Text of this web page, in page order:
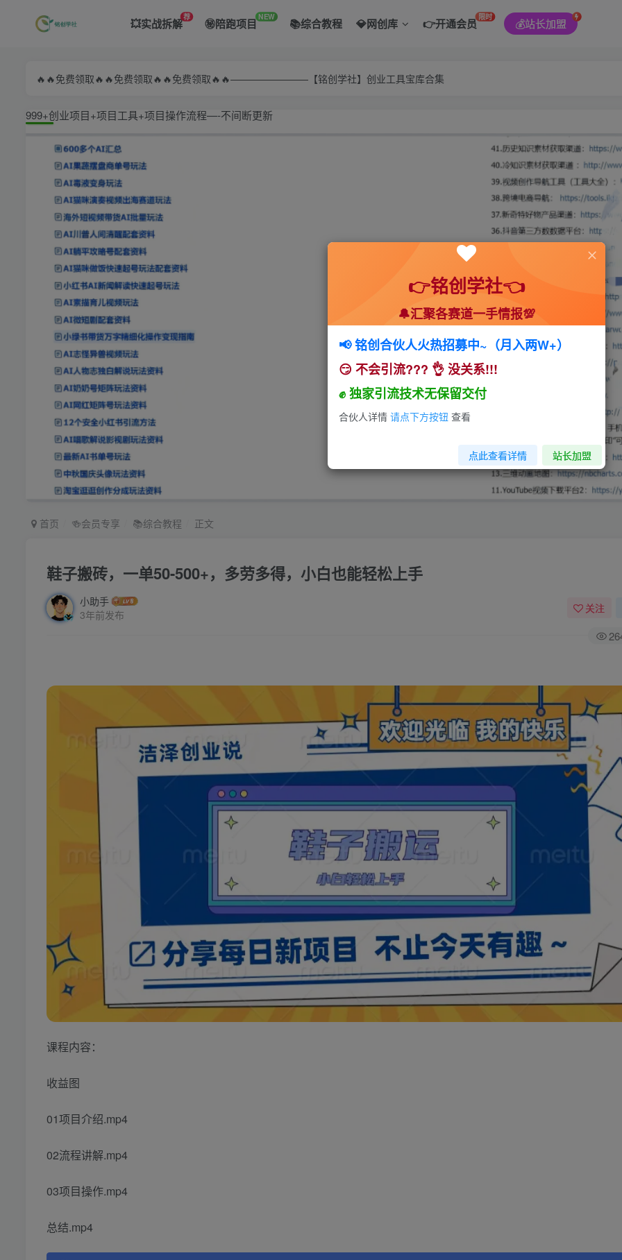
💥实战拆解荐 ㊙️陪跑项目NEW 📚综合教程 💎网创库 👉开通会员限时 💰站长加盟
🔥🔥免费领取🔥🔥免费领取🔥🔥免费领取🔥🔥————————【铭创学社】创业工具宝库合集
999+创业项目+项目工具+项目操作流程—-不间断更新
首页 🍻会员专享 📚综合教程 正文
鞋子搬砖，一单50-500+，多劳多得，小白也能轻松上手
小助手
3年前发布
关注
课程内容：
收益图
01项目介绍.mp4
02流程讲解.mp4
03项目操作.mp4
总结.mp4
全站积分可通过签到和每日任务获取，可别错过
👉铭创学社👈
🔔汇聚各赛道一手情报💯
📢 铭创合伙人火热招募中~（月入两W+）
😏 不会引流??? 👌 没关系!!!
✊ 独家引流技术无保留交付
合伙人详情 请点下方按钮 查看
点此查看详情 站长加盟